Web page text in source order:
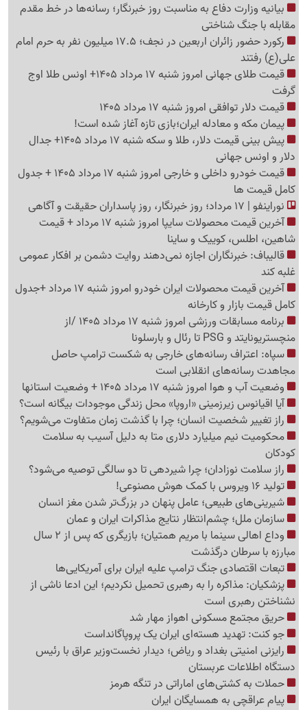
بیانیه وزارت دفاع به مناسبت روز خبرنگار؛ رسانه‌ها در خط مقدم
مقابله با جنگ شناختی
رکورد حضور زائران اربعین در نجف؛ 17.5 میلیون نفر به حرم امام
علی(ع) رفتند
قیمت طلای جهانی امروز شنبه 17 مرداد 1405+ اونس طلا اوج
گرفت
قیمت دلار توافقی امروز شنبه 17 مرداد 1405
پیمان مکه و معادله ایران؛بازی تازه آغاز شده است!
پیش ‌بینی قیمت دلار، طلا و سکه شنبه 17 مرداد 1405+ جدال
دلار و اونس جهانی
قیمت خودرو داخلی و خارجی امروز شنبه 17 مرداد 1405 + جدول
کامل قیمت ها
نوراینفو | 17 مرداد؛ روز خبرنگار، روز پاسداران حقیقت و آگاهی
آخرین قیمت محصولات سایپا امروز شنبه 17 مرداد + قیمت
شاهین، اطلس، کوییک و ساینا
قالیباف: خبرنگاران اجازه نمی‌دهند روایت دشمن بر افکار عمومی
غلبه کند
آخرین قیمت محصولات ایران خودرو امروز شنبه 17 مرداد +جدول
کامل قیمت بازار و کارخانه
برنامه مسابقات ورزشی امروز شنبه 17 مرداد 1405 /از
منچستریونایتد و PSG تا رئال و بارسلونا
سپاه: اعتراف رسانه‌های خارجی به شکست ترامپ حاصل
مجاهدت رسانه‌های انقلابی است
وضعیت آب و هوا امروز شنبه 17 مرداد 1405 + وضعیت استانها
آیا اقیانوس زیرزمینی «اروپا» محل زندگی موجودات بیگانه است؟
راز تغییر شخصیت انسان؛ چرا با گذشت زمان متفاوت می‌شویم؟
محکومیت نیم میلیارد دلاری متا به دلیل آسیب به سلامت
کودکان
راز سلامت نوزادان؛ چرا شیردهی تا دو سالگی توصیه می‌شود؟
تولید 16 ویروس با کمک هوش مصنوعی!
شیرینی‌های طبیعی؛ عامل پنهان در بزرگ‌تر شدن مغز انسان
سازمان ملل؛ چشم‌انتظار نتایج مذاکرات ایران و عمان
وداع اهالی سینما با مریم همتیان؛ بازیگری که پس از 2 سال
مبارزه با سرطان درگذشت
تبعات اقتصادی جنگ ترامپ علیه ایران برای آمریکایی‌ها
پزشکیان: مذاکره را به رهبری تحمیل نکردیم؛ این ادعا ناشی از
نشناختن رهبری است
حریق مجتمع مسکونی اهواز مهار شد
جو کنت: تهدید هسته‌ای ایران یک پروپاگانداست
رایزنی امنیتی بغداد و ریاض؛ دیدار نخست‌وزیر عراق با رئیس
دستگاه اطلاعات عربستان
حملات به کشتی‌های اماراتی در تنگه هرمز
پیام عراقچی به همسایگان ایران